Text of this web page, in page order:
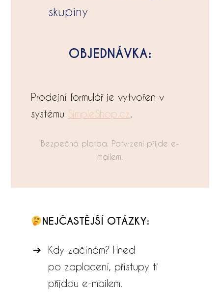
skupiny
OBJEDNÁVKA:
Prodejní formulář je vytvořen v
systému SimpleShop.cz.
Bezpečná platba. Potvrzení přijde e-
mailem.
NEJČASTĚJŠÍ OTÁZKY:
Kdy začínám? Hned
po zaplacení, přístupy ti
přijdou e-mailem.